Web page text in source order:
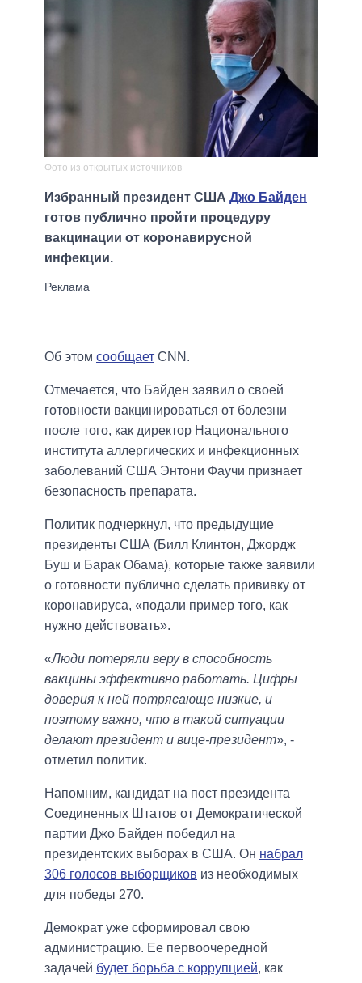
Фото из открытых источников
Избранный президент США Джо Байден
готов публично пройти процедуру
вакцинации от коронавирусной
инфекции.
Об этом сообщает CNN.
Отмечается, что Байден заявил о своей
готовности вакцинироваться от болезни
после того, как директор Национального
института аллергических и инфекционных
заболеваний США Энтони Фаучи признает
безопасность препарата.
Политик подчеркнул, что предыдущие
президенты США (Билл Клинтон, Джордж
Буш и Барак Обама), которые также заявили
о готовности публично сделать прививку от
коронавируса, «подали пример того, как
нужно действовать».
«Люди потеряли веру в способность
вакцины эффективно работать. Цифры
доверия к ней потрясающе низкие, и
поэтому важно, что в такой ситуации
делают президент и вице-президент», -
отметил политик.
Напомним, кандидат на пост президента
Соединенных Штатов от Демократической
партии Джо Байден победил на
президентских выборах в США. Он набрал
306 голосов выборщиков из необходимых
для победы 270.
Демократ уже сформировал свою
администрацию. Ее первоочередной
задачей будет борьба с коррупцией, как